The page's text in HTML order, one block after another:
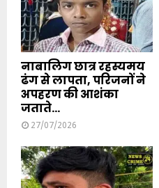
नाबालिग छात्र रहस्यमय
ढंग से लापता, परिजनों ने
अपहरण की आशंका
जताते...
27/07/2026